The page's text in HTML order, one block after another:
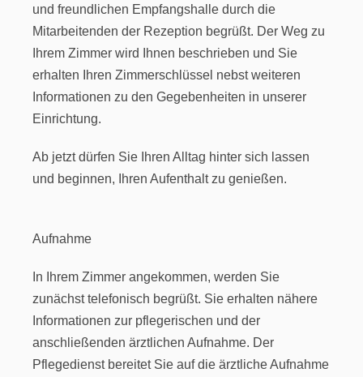
und freundlichen Empfangshalle durch die
Mitarbeitenden der Rezeption begrüßt. Der Weg zu
Ihrem Zimmer wird Ihnen beschrieben und Sie
erhalten Ihren Zimmerschlüssel nebst weiteren
Informationen zu den Gegebenheiten in unserer
Einrichtung.
Ab jetzt dürfen Sie Ihren Alltag hinter sich lassen
und beginnen, Ihren Aufenthalt zu genießen.
Aufnahme
In Ihrem Zimmer angekommen, werden Sie
zunächst telefonisch begrüßt. Sie erhalten nähere
Informationen zur pflegerischen und der
anschließenden ärztlichen Aufnahme. Der
Pflegedienst bereitet Sie auf die ärztliche Aufnahme